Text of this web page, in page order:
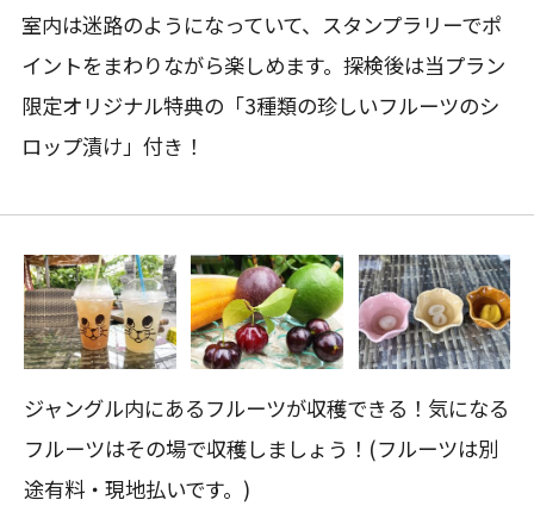
室内は迷路のようになっていて、スタンプラリーでポ
イントをまわりながら楽しめます。探検後は当プラン
限定オリジナル特典の「3種類の珍しいフルーツのシ
ロップ漬け」付き！
ジャングル内にあるフルーツが収穫できる！気になる
フルーツはその場で収穫しましょう！(フルーツは別
途有料・現地払いです。)